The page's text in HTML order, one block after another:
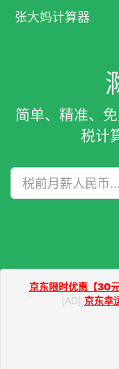
张大妈计算器
简单、精准、
税计
京东限时优惠【30
[AD] 京东幸